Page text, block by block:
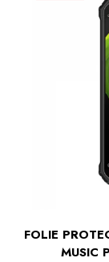
FOLIE
MUSIC